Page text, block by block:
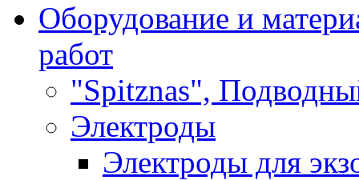
Оборудование и
работ
"Spitznas",
Электроды
Электроды для